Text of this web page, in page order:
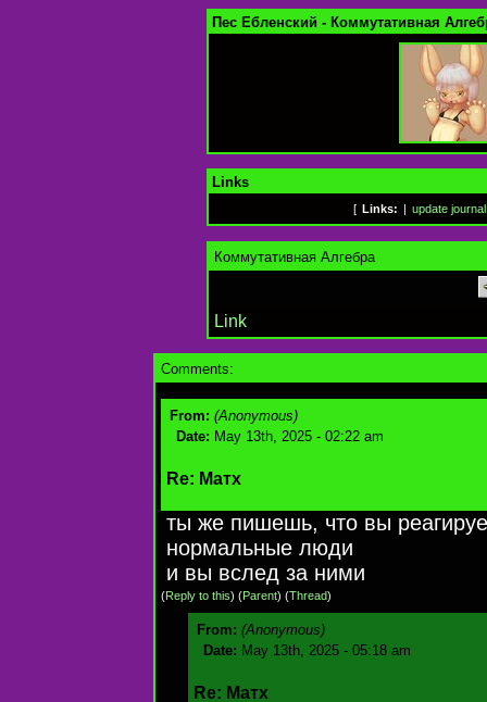
Пес Ебленский - Коммутативная
Links
[ Links: update journal
Коммутативная Алгебра
Link
Comments:
From: (Anonymous)
Date: May 13th, 2025 - 02:22 am
Re: Матх
ты же пишешь, что вы
нормальные люди
и вы вслед за ними
(Reply to this) (Parent) (Thread)
From: (Anonymous)
Date: May 13th, 2025 - 05:18 am
Re: Матх